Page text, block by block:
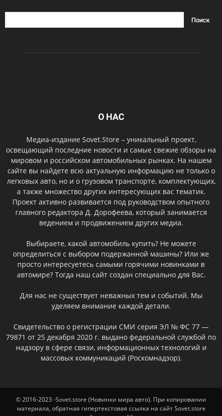
О НАС
Медиа-издание Sovet.Store – уникальный проект,
освещающий последние новости и самые свежие обзоры на
мировом и российском автомобильных рынках. На нашем
сайте вы найдете всю актуальную информацию не только о
легковых авто, но и о грузовом транспорте, комплектующих,
а также множество других интересующих вас тематик.
Проект активно развивается под руководством опытного
главного редактора Д. Дорофеева, который занимается
ведением и продвижением других медиа.
Выбираете, какой автомобиль купить? Не можете
определиться с выбором подержанной машины? Или же
просто интересуетесь самыми горячими новинками в
автомире? Тогда наш сайт создан специально для Вас.
Для нас не существует неважных тем и событий. Мы
уделяем внимание каждой детали.
Свидетельство о регистрации СМИ серия ЭЛ № ФС 77 —
79871 от 25 декабря 2020 г. выдано федеральной службой по
надзору в сфере связи, информационных технологий и
массовых коммуникаций (Роскомнадзор).
© 2016-2023 -Sovet.store (Новинки мира авто). При копировании
материала, обратная гипертекстовая ссылка на сайт Sovet.store